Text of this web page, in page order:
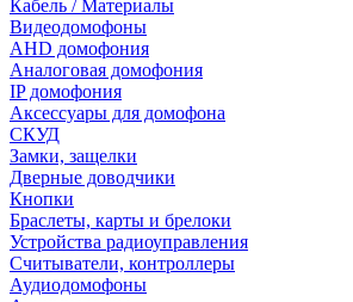
Кабель / Материалы
Видеодомофоны
AHD домофония
Аналоговая домофония
IP домофония
Аксессуары для домофона
СКУД
Замки, защелки
Дверные доводчики
Кнопки
Браслеты, карты и брелоки
Устройства радиоуправления
Считыватели, контроллеры
Аудиодомофоны